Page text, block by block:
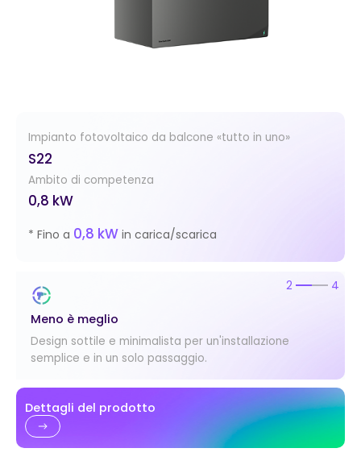
Impianto fotovoltaico da balcone «tutto in uno»
S22
Ambito di competenza
0,8 kW
* Fino a 0,8 kW in carica/scarica
Meno è meglio
Design sottile e minimalista per un'installazione
semplice e in un solo passaggio.
2 4
Dettagli del prodotto